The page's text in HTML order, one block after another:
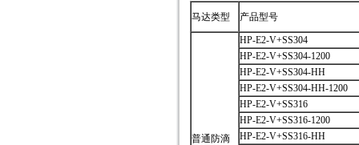
马达类型 产品型号
普通防滴
HP-E2-V+SS304
HP-E2-V+SS304-1200
HP-E2-V+SS304-HH
HP-E2-V+SS304-HH-1200
HP-E2-V+SS316
HP-E2-V+SS316-1200
HP-E2-V+SS316-HH